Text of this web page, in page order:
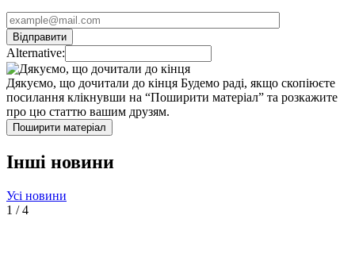
Alternative:
Дякуємо, що дочитали до кінця Будемо раді, якщо скопіюєте
посилання клікнувши на “Поширити матеріал” та розкажите
про цю статтю вашим друзям.
Поширити матеріал
Інші новини
Усі новини
1 /4